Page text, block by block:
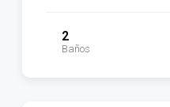
2
Baños